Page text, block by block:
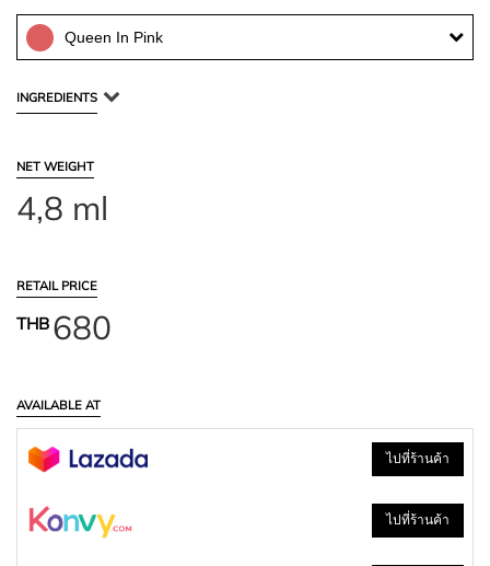
Queen In Pink
INGREDIENTS
NET WEIGHT
4,8 ml
RETAIL PRICE
THB680
AVAILABLE AT
ไปที่ร้านค้า
ไปที่ร้านค้า